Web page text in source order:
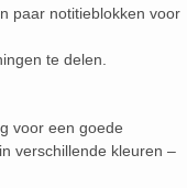
paar notitieblokken voor
te delen.
voor een goede
verschillende kleuren –